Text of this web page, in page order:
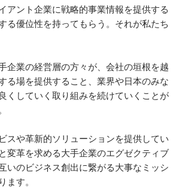
アント企業に戦略的事業情報を提供する
る優位性を持ってもらう。それが私たち
企業の経営層の方々が、会社の垣根を越
る場を提供すること、業界や日本のみな
くしていく取り組みを続けていくことが
スや革新的ソリューションを提供してい
変革を求める大手企業のエグゼクティブ
いのビジネス創出に繋がる大事なミッシ
ます。